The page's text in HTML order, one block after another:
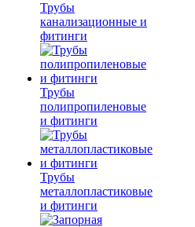
Трубы
канализационные и
фитинги
Трубы
полипропиленовые
и фитинги
Трубы
металлопластиковые
и фитинги